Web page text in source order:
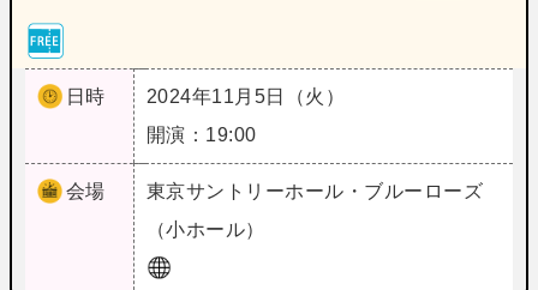
日時
2024年11月5日（火）
開演：19:00
会場 東京サントリーホール・ブルーローズ
（小ホール）